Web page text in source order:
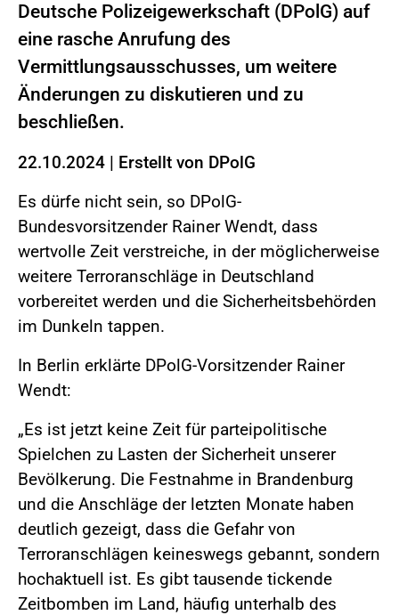
Deutsche Polizeigewerkschaft (DPolG) auf
eine rasche Anrufung des
Vermittlungsausschusses, um weitere
Änderungen zu diskutieren und zu
beschließen.
22.10.2024 | Erstellt von DPolG
Es dürfe nicht sein, so DPolG-
Bundesvorsitzender Rainer Wendt, dass
wertvolle Zeit verstreiche, in der möglicherweise
weitere Terroranschläge in Deutschland
vorbereitet werden und die Sicherheitsbehörden
im Dunkeln tappen.
In Berlin erklärte DPolG-Vorsitzender Rainer
Wendt:
„Es ist jetzt keine Zeit für parteipolitische
Spielchen zu Lasten der Sicherheit unserer
Bevölkerung. Die Festnahme in Brandenburg
und die Anschläge der letzten Monate haben
deutlich gezeigt, dass die Gefahr von
Terroranschlägen keineswegs gebannt, sondern
hochaktuell ist. Es gibt tausende tickende
Zeitbomben im Land, häufig unterhalb des